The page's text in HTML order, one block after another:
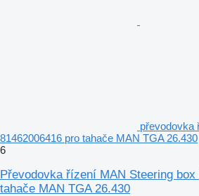
převodovka
81462006416 pro tahače MAN TGA 26.430
6
Převodovka řízení MAN Steering box
tahače MAN TGA 26.430